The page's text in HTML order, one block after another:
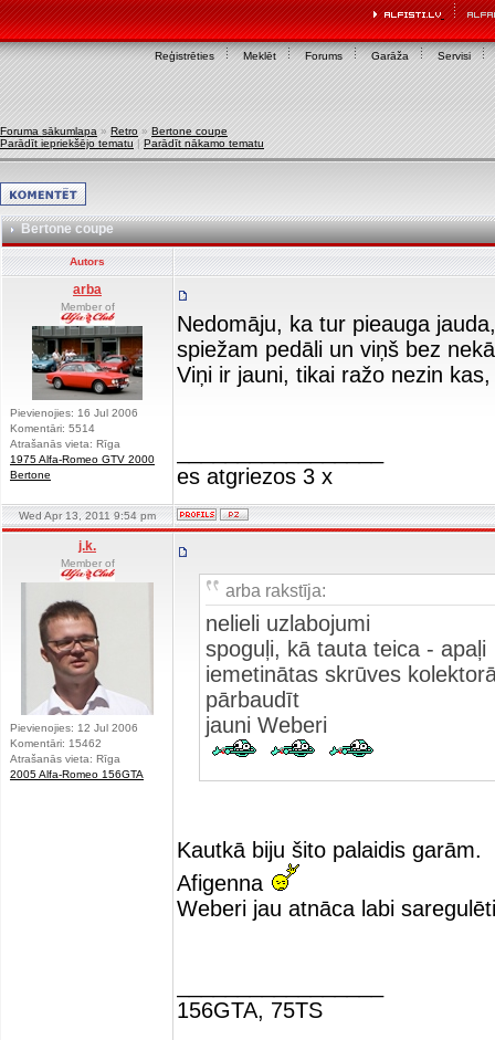
Reģistrēties Meklēt Forums Garāža Servisi
Foruma sākumlapa » Retro » Bertone coupe
Parādīt iepriekšējo tematu | Parādīt nākamo tematu
Bertone coupe
Autors
arba
Member of
Pievienojies: 16 Jul 2006
Komentāri: 5514
Atrašanās vieta: Rīga
1975 Alfa-Romeo GTV 2000
Bertone
Nedomāju, ka tur pieauga
spiežam pedāli un viņš bez
Viņi ir jauni, tikai ražo nezin
es atgriezos 3 x
Wed Apr 13, 2011 9:54 pm
j.k.
Member of
Pievienojies: 12 Jul 2006
Komentāri: 15462
Atrašanās vieta: Rīga
2005 Alfa-Romeo 156GTA
arba rakstīja:
nelieli uzlabojumi
spoguļi, kā tauta teica - apaļi
iemetinātas skrūves
pārbaudīt
jauni Weberi
Kautkā biju šito palaidis garām.
Afigenna
Weberi jau atnāca labi
156GTA, 75TS